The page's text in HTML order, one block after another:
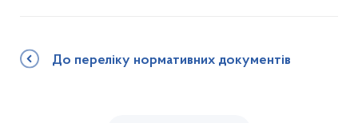
До переліку нормативних документів